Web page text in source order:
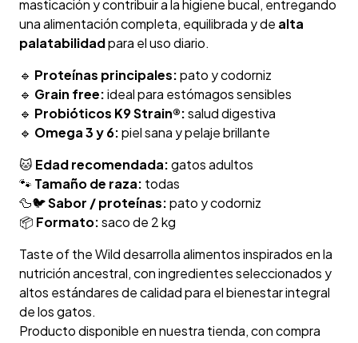
masticación y contribuir a la higiene bucal, entregando
una alimentación completa, equilibrada y de alta
palatabilidadpara el uso diario.
🔹 Proteínas principales:pato y codorniz
🔹 Grain free:ideal para estómagos sensibles
🔹 Probióticos K9 Strain®:salud digestiva
🔹 Omega 3 y 6:piel sana y pelaje brillante
🐱 Edad recomendada:gatos adultos
🐾 Tamaño de raza: todas
🦆🐦Sabor / proteínas:pato y codorniz
📦 Formato:saco de 2 kg
Taste of the Wild desarrolla alimentos inspirados en la
nutrición ancestral, con ingredientes seleccionados y
altos estándares de calidad para el bienestar integral
de los gatos.
Producto disponible en nuestra tienda, con compra